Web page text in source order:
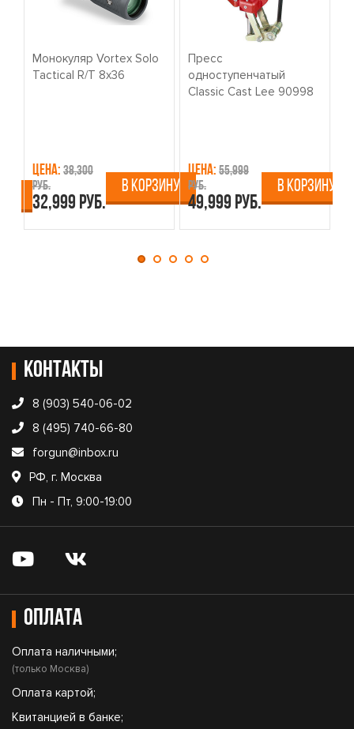
Монокуляр Vortex Solo
Tactical R/T 8x36
Цена: 38,300
руб.
32,999 руб.
В КОРЗИНУ
Пресс
одноступенчатый
Classic Cast Lee 90998
Цена: 55,999
руб.
49,999 руб.
В КОРЗИНУ
Контакты
8 (903) 540-06-02
8 (495) 740-66-80
forgun@inbox.ru
РФ, г. Москва
Пн - Пт, 9:00-19:00
Оплата
Оплата наличными;
(только Москва)
Оплата картой;
Квитанцией в банке;